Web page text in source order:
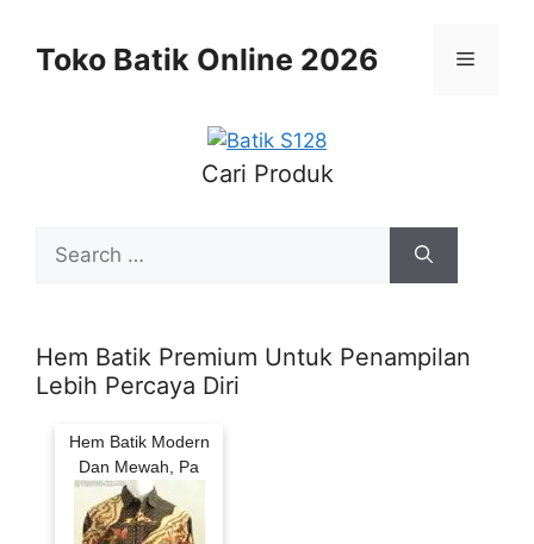
contentToko Batik Online 2026 Menu
Cari Produk
for:
Hem Batik Premium Untuk Penampilan
Lebih Percaya Diri
Hem Batik Modern
Dan Mewah, Pa